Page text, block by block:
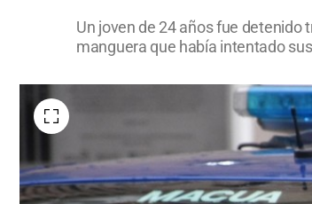
Un joven de 24 años fue detenido
manguera que había intentado